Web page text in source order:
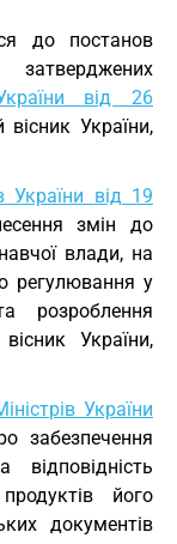
до постанов
від 26
вісник України,
України від 19
змін до
влади, на
регулювання у
розроблення
України,
України
забезпечення
відповідність
його
документів